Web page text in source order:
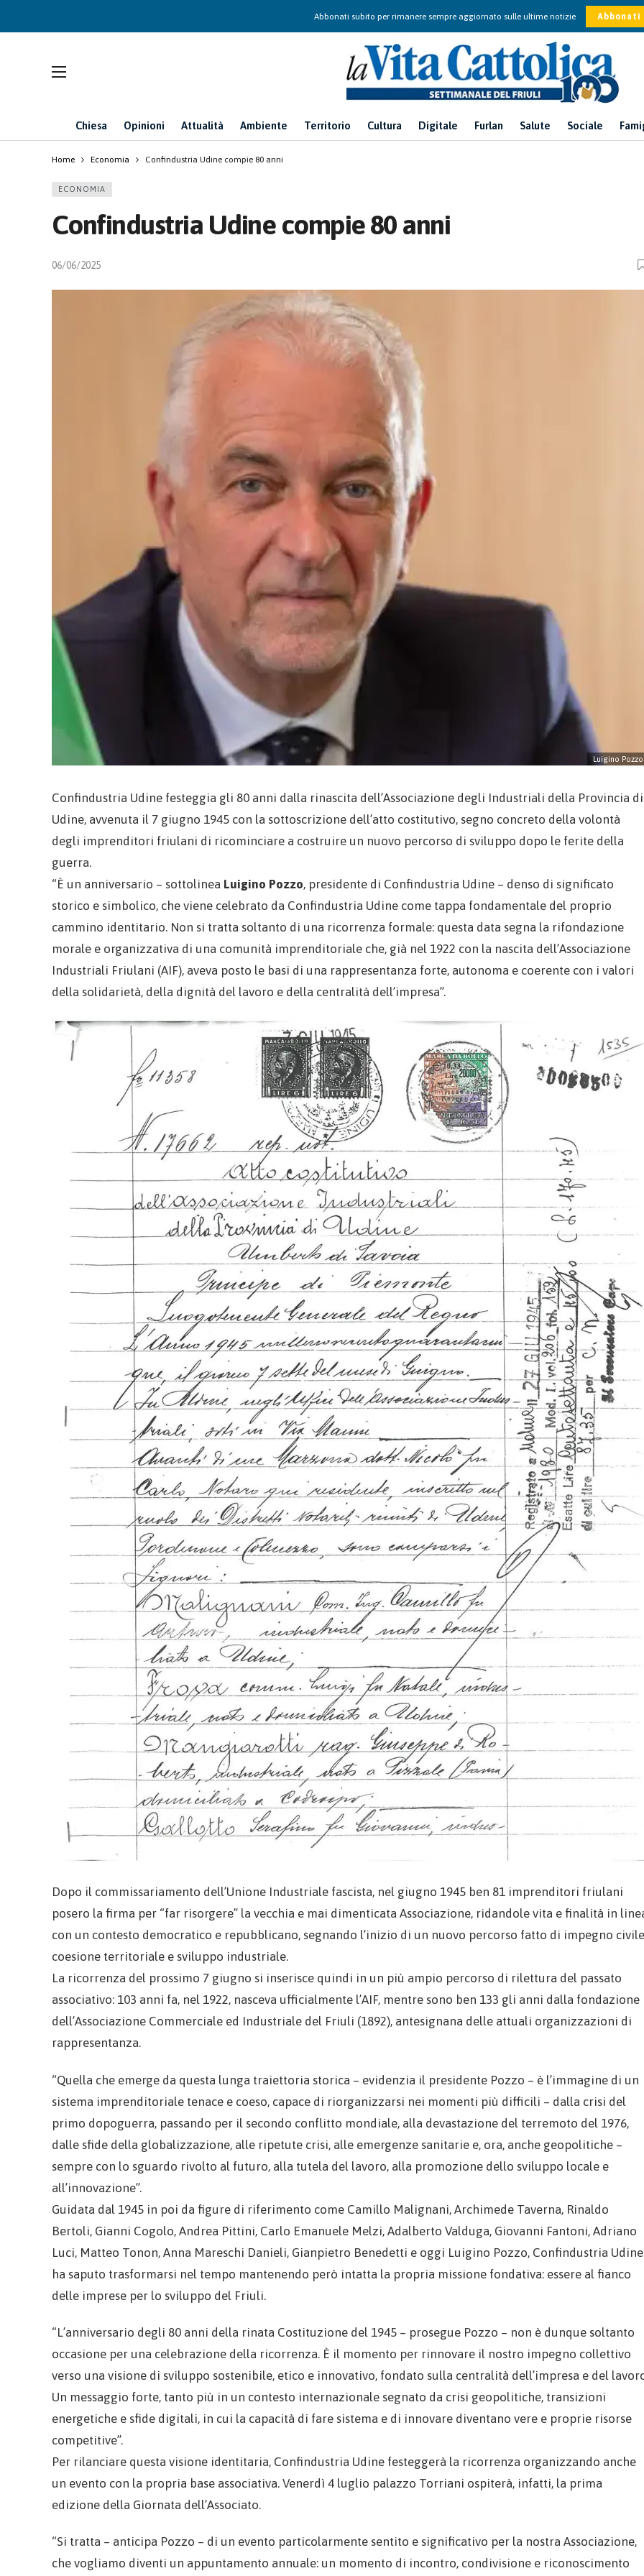
Abbonati subito per rimanere sempre aggiornato sulle ultime notizie Abbonati
Chiesa Opinioni Attualità Ambiente Territorio Cultura Digitale Furlan Salute Sociale
Home Economia Confindustria Udine compie 80 anni
ECONOMIA
Confindustria Udine compie 80 anni
06/06/2025
Luigino Pozzo
Confindustria Udine festeggia gli 80 anni dalla rinascita dell’Associazione degli Industriali della Provincia di
Udine, avvenuta il 7 giugno 1945 con la sottoscrizione dell’atto costitutivo, segno concreto della volontà
degli imprenditori friulani di ricominciare a costruire un nuovo percorso di sviluppo dopo le ferite della
guerra.
“È un anniversario – sottolinea Luigino Pozzo, presidente di Confindustria Udine – denso di significato
storico e simbolico, che viene celebrato da Confindustria Udine come tappa fondamentale del proprio
cammino identitario. Non si tratta soltanto di una ricorrenza formale: questa data segna la rifondazione
morale e organizzativa di una comunità imprenditoriale che, già nel 1922 con la nascita dell’Associazione
Industriali Friulani (AIF), aveva posto le basi di una rappresentanza forte, autonoma e coerente con i valori
della solidarietà, della dignità del lavoro e della centralità dell’impresa”.
Dopo il commissariamento dell’Unione Industriale fascista, nel giugno 1945 ben 81 imprenditori friulani
posero la firma per “far risorgere” la vecchia e mai dimenticata Associazione, ridandole vita e finalità in
con un contesto democratico e repubblicano, segnando l’inizio di un nuovo percorso fatto di impegno
coesione territoriale e sviluppo industriale.
La ricorrenza del prossimo 7 giugno si inserisce quindi in un più ampio percorso di rilettura del passato
associativo: 103 anni fa, nel 1922, nasceva ufficialmente l’AIF, mentre sono ben 133 gli anni dalla fondazione
dell’Associazione Commerciale ed Industriale del Friuli (1892), antesignana delle attuali organizzazioni di
rappresentanza.
“Quella che emerge da questa lunga traiettoria storica – evidenzia il presidente Pozzo – è l’immagine di un
sistema imprenditoriale tenace e coeso, capace di riorganizzarsi nei momenti più difficili – dalla crisi del
primo dopoguerra, passando per il secondo conflitto mondiale, alla devastazione del terremoto del 1976,
dalle sfide della globalizzazione, alle ripetute crisi, alle emergenze sanitarie e, ora, anche geopolitiche –
sempre con lo sguardo rivolto al futuro, alla tutela del lavoro, alla promozione dello sviluppo locale e
all’innovazione”.
Guidata dal 1945 in poi da figure di riferimento come Camillo Malignani, Archimede Taverna, Rinaldo
Bertoli, Gianni Cogolo, Andrea Pittini, Carlo Emanuele Melzi, Adalberto Valduga, Giovanni Fantoni, Adriano
Luci, Matteo Tonon, Anna Mareschi Danieli, Gianpietro Benedetti e oggi Luigino Pozzo, Confindustria Udine
ha saputo trasformarsi nel tempo mantenendo però intatta la propria missione fondativa: essere al fianco
delle imprese per lo sviluppo del Friuli.
“L’anniversario degli 80 anni della rinata Costituzione del 1945 – prosegue Pozzo – non è dunque soltanto
occasione per una celebrazione della ricorrenza. È il momento per rinnovare il nostro impegno collettivo
verso una visione di sviluppo sostenibile, etico e innovativo, fondato sulla centralità dell’impresa e del
Un messaggio forte, tanto più in un contesto internazionale segnato da crisi geopolitiche, transizioni
energetiche e sfide digitali, in cui la capacità di fare sistema e di innovare diventano vere e proprie risorse
competitive”.
Per rilanciare questa visione identitaria, Confindustria Udine festeggerà la ricorrenza organizzando anche
un evento con la propria base associativa. Venerdì 4 luglio palazzo Torriani ospiterà, infatti, la prima
edizione della Giornata dell’Associato.
“Si tratta – anticipa Pozzo – di un evento particolarmente sentito e significativo per la nostra Associazione,
che vogliamo diventi un appuntamento annuale: un momento di incontro, condivisione e riconoscimento